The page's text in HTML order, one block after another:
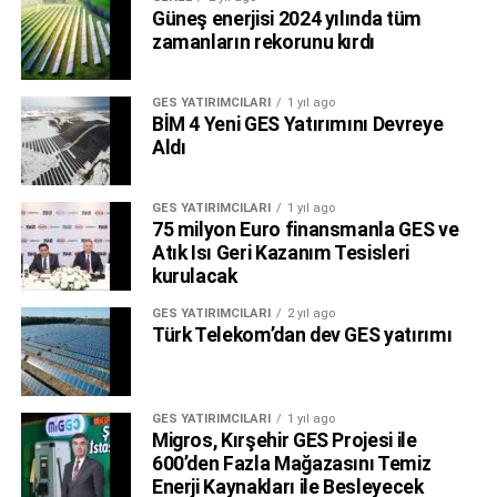
desantralizasyon ve dijitalizasyon odaklı çalışmalarımızla
daha yaşanabilir bir dünya için ‘Bizce mümkün’ sloganıyla
çalışmaya devam edeceğiz.”
Yap-İşlet-Devret modeli uygulanacak
Yeni sözleşme kapsamında YEO Teknoloji, Vodafone’un
anahtar teslimi kurulum, işletme ve finansman gibi süreçleri
üstlenecek. Buna göre, YEO Teknoloji’nin, sorumlulukları
arasında tesislerin inşa edileceği arazilerin bulunması,
ÇED raporlarının hazırlanması, imar süreçlerinin takibi, yapı
ruhsatlarının alınması, izin ve ruhsatlarının alınması, güneş
santralinin inşası, yüksek gerilim trafo merkezi ve enerji
tesislerin işletmesi bulunacak.
Sektörde öncü çözümlere imza atıyor
Güneş enerjisi 2024 yılında tüm
zamanların rekorunu kırdı
GES YATIRIMCILARI 1 yıl ago
BİM 4 Yeni GES Yatırımını Devreye
Aldı
GES YATIRIMCILARI 1 yıl ago
75 milyon Euro finansmanla GES ve
Atık Isı Geri Kazanım Tesisleri
kurulacak
GES YATIRIMCILARI 2 yıl ago
Türk Telekom’dan dev GES yatırımı
GES YATIRIMCILARI 1 yıl ago
Migros, Kırşehir GES Projesi ile
600’den Fazla Mağazasını Temiz
Enerji Kaynakları ile Besleyecek